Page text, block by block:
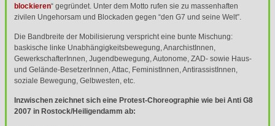
blockieren“ gegründet. Unter dem Motto rufen sie zu massenhaften
zivilen Ungehorsam und Blockaden gegen “den G7 und seine Welt”.
Die Bandbreite der Mobilisierung verspricht eine bunte Mischung:
baskische linke Unabhängigkeitsbewegung, AnarchistInnen,
GewerkschafterInnen, Jugendbewegung, Autonome, ZAD- sowie Haus-
und Gelände-BesetzerInnen, Attac, FeministInnen, AntirassistInnen,
soziale Bewegung, Gelbwesten, etc.
Inzwischen zeichnet sich eine Protest-Choreographie wie bei Anti G8
2007 in Rostock/Heiligendamm ab: